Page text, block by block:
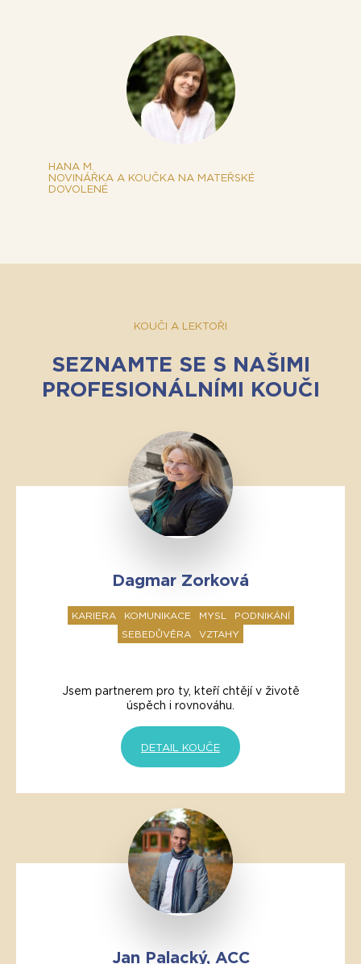
HANA M.
NOVINÁŘKA A KOUČKA NA MATEŘSKÉ
DOVOLENÉ
KOUČI A LEKTOŘI
SEZNAMTE SE S NAŠIMI
PROFESIONÁLNÍMI KOUČI
Dagmar Zorková
KARIERA KOMUNIKACE MYSL
PODNIKÁNÍ
SEBEDŮVĚRA
VZTAHY
Jsem partnerem pro ty, kteří chtějí v životě
úspěch i rovnováhu.
DETAIL KOUČE
Jan Palacký, ACC